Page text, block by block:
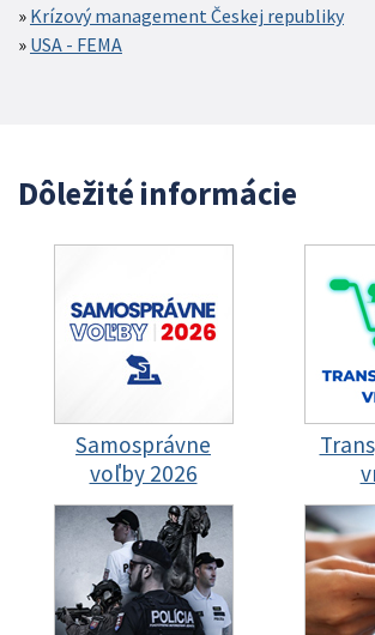
Krízový management Českej republiky
USA - FEMA
Dôležité informácie
Samosprávne
voľby 2026